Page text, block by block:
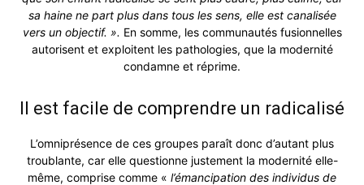
sa haine ne part plus dans tous les sens, elle est canalisée
vers un objectif. ». En somme, les communautés fusionnelles
autorisent et exploitent les pathologies, que la modernité
condamne et réprime.
Il est facile de comprendre un radicalisé
L’omniprésence de ces groupes paraît donc d’autant plus
troublante, car elle questionne justement la modernité elle-
même, comprise comme « l’émancipation des individus de